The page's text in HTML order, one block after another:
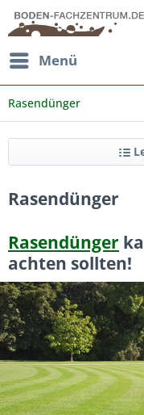
Menü
Rasendünger
Rasendünger
Rasendünger
achten sollten!